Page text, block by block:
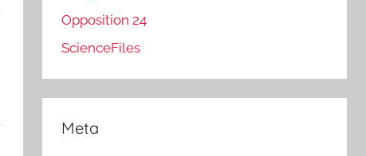
Opposition 24
ScienceFiles
Meta